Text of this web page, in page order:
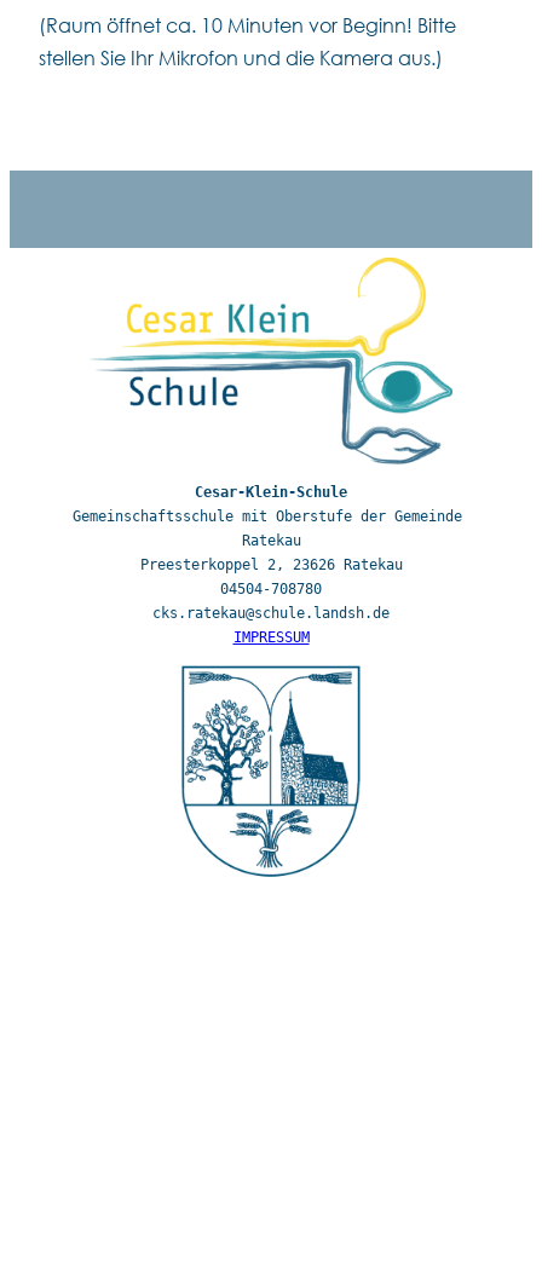
(Raum öffnet ca. 10 Minuten vor Beginn! Bitte
stellen Sie Ihr Mikrofon und die Kamera aus.)
Gemeinschaftsschule mit Oberstufe der Gemeinde
Ratekau
Preesterkoppel 2, 23626 Ratekau
04504-708780
IMPRESSUM